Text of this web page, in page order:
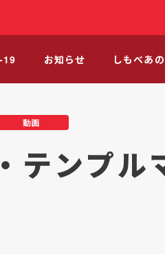
19 お知らせ しもべあ
動画
テンプ